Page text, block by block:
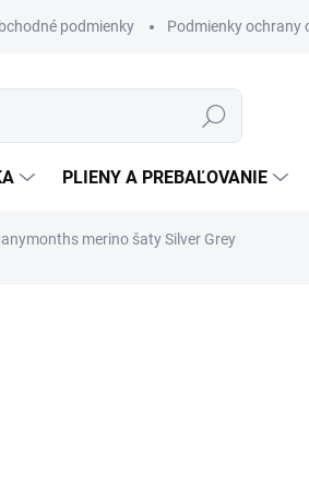
podmienky Podmienky ochrany
Hľadať
PLIENY A PREBAĽOVANIE
merino šaty Silver Grey